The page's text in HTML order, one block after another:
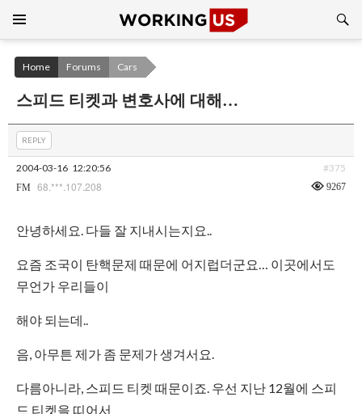
CONTENT
Home Forums Cars
스피드 티켓과 변호사에 대해…
REPLY
2004-03-16 12:20:56 #375
FM 68.***.107.208 9267
안녕하세요. 다들 잘 지내시는지요..
요즘 조국이 탄핵문제 때문에 어지럽더군요… 이곳에서도
무언가 우리들이
해야 되는데..
음, 아무튼 제가 좀 문제가 생겨서요.
다름아니라, 스피드 티켓 때문이죠. 우선 지난 12월에 스피
드 티켓을 띠어서